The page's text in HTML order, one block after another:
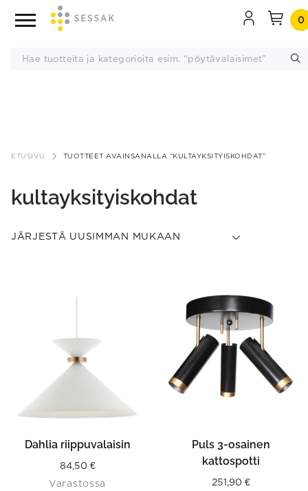
sisältöön
0
ETUSIVU TUOTTEET AVAINSANALLA “KULTAYKSITYISKOHDAT”
kultayksityiskohdat
variants.
The
options
may
on
product
page
Dahlia riippuvalaisin
84,50 €
Varastossa
Puls 3-osainen
kattospotti
251,90 €